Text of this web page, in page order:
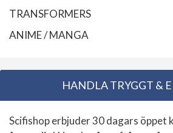
TRANSFORMERS
ANIME / MANGA
HANDLA TRYGGT &
Scifishop erbjuder 30 dagars öppet